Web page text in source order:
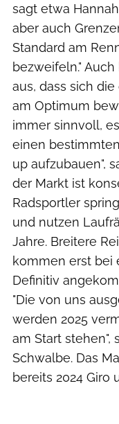
sagt etwa
aber auch
Standard am
bezweifeln."
aus, dass sich
am Optimum
immer sinnvoll,
einen
up aufzubauen",
der Markt ist
Radsportler
und nutzen
Jahre. Breitere
kommen erst bei
Definitiv
"Die von uns
werden 2025
am Start stehen",
Schwalbe. Das
bereits 2024 Giro